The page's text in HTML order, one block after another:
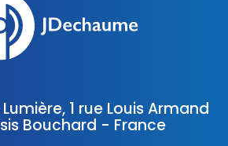
Lumière, 1 rue Louis Armand
Bouchard - France